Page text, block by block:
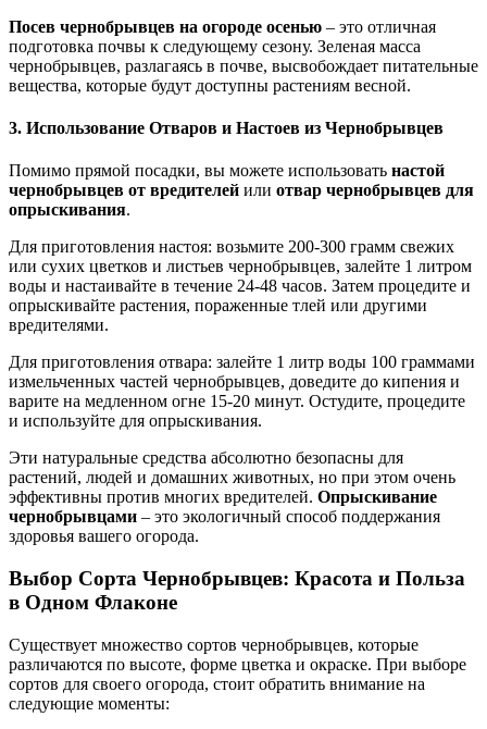
Посев чернобрывцев на огороде осенью – это отличная
подготовка почвы к следующему сезону. Зеленая масса
чернобрывцев, разлагаясь в почве, высвобождает питательные
вещества, которые будут доступны растениям весной.
3. Использование Отваров и Настоев из Чернобрывцев
Помимо прямой посадки, вы можете использовать настой
чернобрывцев от вредителей или отвар чернобрывцев для
опрыскивания.
Для приготовления настоя: возьмите 200-300 грамм свежих
или сухих цветков и листьев чернобрывцев, залейте 1 литром
воды и настаивайте в течение 24-48 часов. Затем процедите и
опрыскивайте растения, пораженные тлей или другими
вредителями.
Для приготовления отвара: залейте 1 литр воды 100 граммами
измельченных частей чернобрывцев, доведите до кипения и
варите на медленном огне 15-20 минут. Остудите, процедите
и используйте для опрыскивания.
Эти натуральные средства абсолютно безопасны для
растений, людей и домашних животных, но при этом очень
эффективны против многих вредителей. Опрыскивание
чернобрывцами – это экологичный способ поддержания
здоровья вашего огорода.
Выбор Сорта Чернобрывцев: Красота и Польза
в Одном Флаконе
Существует множество сортов чернобрывцев, которые
различаются по высоте, форме цветка и окраске. При выборе
сортов для своего огорода, стоит обратить внимание на
следующие моменты: